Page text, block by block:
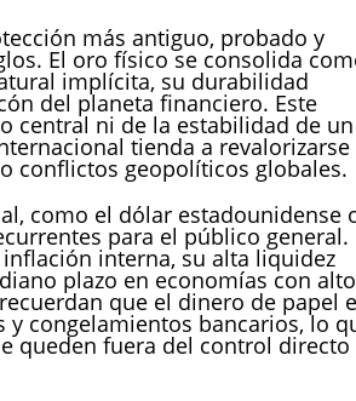
más antiguo, probado y
El oro físico se consolida
implícita, su durabilidad
del planeta financiero. Este
central ni de la estabilidad de un
tienda a revalorizarse
conflictos geopolíticos globales.
como el dólar estadounidense
para el público general.
interna, su alta liquidez
plazo en economías con
que el dinero de papel
congelamientos bancarios, lo
queden fuera del control directo